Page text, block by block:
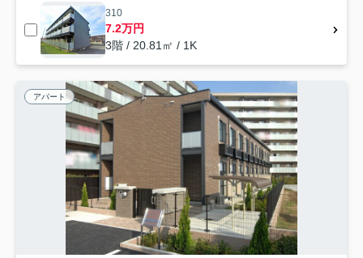
310
7.2万円
3階 / 20.81㎡ / 1K
アパート